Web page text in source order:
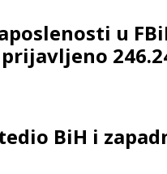
u
BiH i